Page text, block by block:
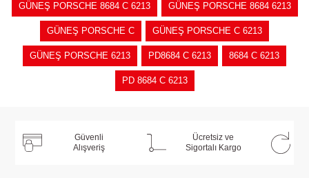
GÜNEŞ PORSCHE 8684 C 6213 GÜNEŞ PORSCHE 8684 6213
GÜNEŞ PORSCHE C GÜNEŞ PORSCHE C 6213
GÜNEŞ PORSCHE 6213 PD8684 C 6213 8684 C 6213
PD 8684 C 6213
Güvenli
Alışveriş
Ücretsiz ve
Sigortalı Kargo